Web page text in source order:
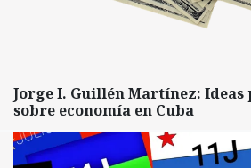
Jorge I. Guillén Martínez: Ideas
sobre economía en Cuba